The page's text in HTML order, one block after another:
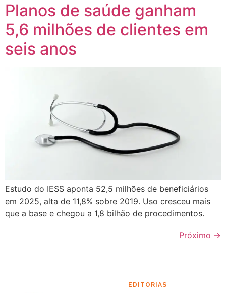
Planos de saúde ganham
5,6 milhões de clientes em
seis anos
Estudo do IESS aponta 52,5 milhões de beneficiários
em 2025, alta de 11,8% sobre 2019. Uso cresceu mais
que a base e chegou a 1,8 bilhão de procedimentos.
Próximo →
EDITORIAS